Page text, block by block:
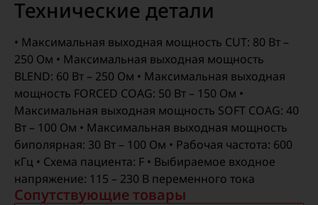
Технические детали
• Максимальная выходная мощность CUT: 80 Вт –
250 Ом • Максимальная выходная мощность
BLEND: 60 Вт – 250 Ом • Максимальная выходная
мощность FORCED COAG: 50 Вт – 150 Ом •
Максимальная выходная мощность SOFT COAG: 40
Вт – 100 Ом • Максимальная выходная мощность
биполярная: 30 Вт – 100 Ом • Рабочая частота: 600
кГц • Схема пациента: F • Выбираемое входное
напряжение: 115 – 230 В переменного тока
Сопутствующие товары